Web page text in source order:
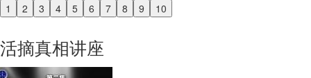
1 2 3 4 5 6 7 8 9 10
Previous
活摘真相讲座